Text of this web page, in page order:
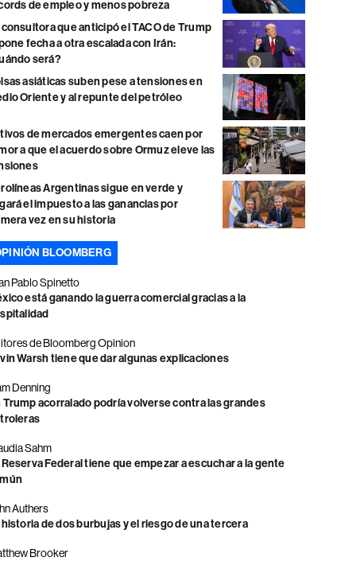
de empleo y menos pobreza
consultora que anticipó el TACO de Trump
fecha a otra escalada con Irán:
será?
asiáticas suben pese a tensiones en
Oriente y al repunte del petróleo
de mercados emergentes caen por
a que el acuerdo sobre Ormuz eleve las
Argentinas sigue en verde y
el impuesto a las ganancias por
vez en su historia
BLOOMBERG
Pablo Spinetto
está ganando la guerra comercial gracias a la
de Bloomberg Opinion
Warsh tiene que dar algunas explicaciones
Denning
Trump acorralado podría volverse contra las grandes
Sahm
Reserva Federal tiene que empezar a escuchar a la gente
Authers
historia de dos burbujas y el riesgo de una tercera
Brooker